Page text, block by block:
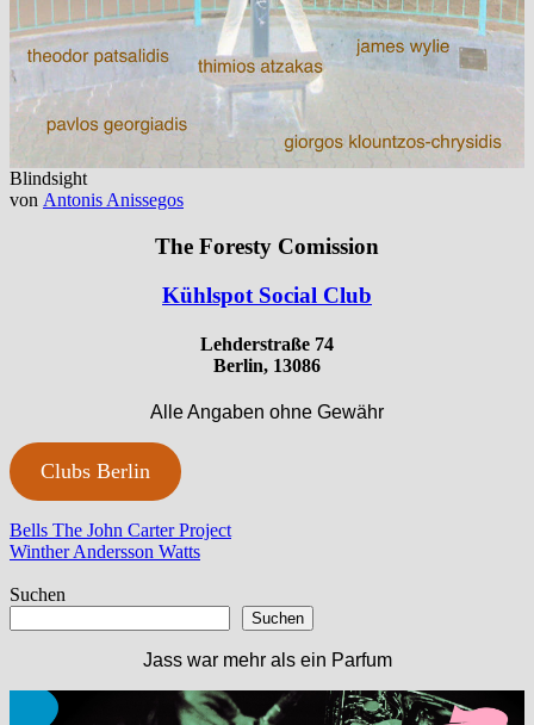
Blindsight
von Antonis Anissegos
The Foresty Comission
Kühlspot Social Club
Lehderstraße 74
Berlin, 13086
Alle Angaben ohne Gewähr
Clubs Berlin
Beitragsnavigation
Vorheriger
Beitrag:
Bells The John Carter Project
Nächster
Winther Andersson Watts
Suchen
Suchen
Jass war mehr als ein Parfum